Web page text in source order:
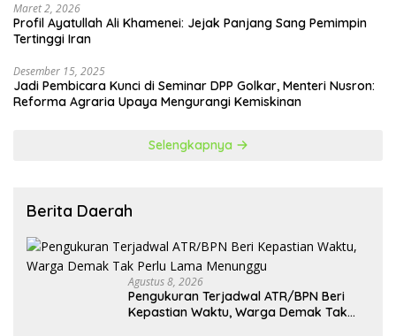
Maret 2, 2026
Profil Ayatullah Ali Khamenei: Jejak Panjang Sang Pemimpin
Tertinggi Iran
Desember 15, 2025
Jadi Pembicara Kunci di Seminar DPP Golkar, Menteri Nusron:
Reforma Agraria Upaya Mengurangi Kemiskinan
Selengkapnya
Berita Daerah
Agustus 8, 2026
Pengukuran Terjadwal ATR/BPN Beri
Kepastian Waktu, Warga Demak Tak